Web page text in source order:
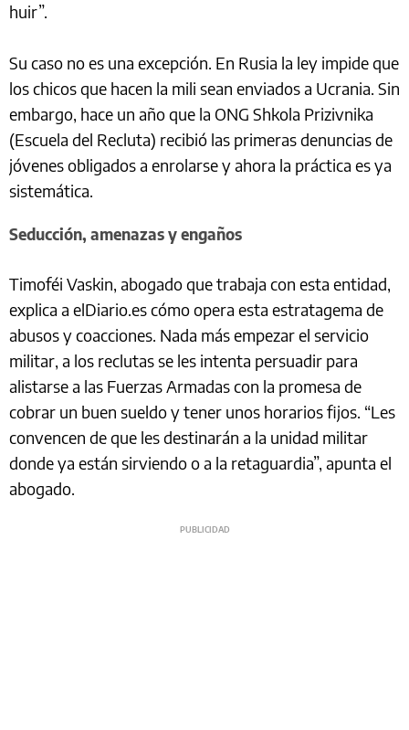
huir”.
Su caso no es una excepción. En Rusia la ley impide que
los chicos que hacen la mili sean enviados a Ucrania. Sin
embargo, hace un año que la ONG Shkola Prizivnika
(Escuela del Recluta) recibió las primeras denuncias de
jóvenes obligados a enrolarse y ahora la práctica es ya
sistemática.
Seducción, amenazas y engaños
Timoféi Vaskin, abogado que trabaja con esta entidad,
explica a elDiario.es cómo opera esta estratagema de
abusos y coacciones. Nada más empezar el servicio
militar, a los reclutas se les intenta persuadir para
alistarse a las Fuerzas Armadas con la promesa de
cobrar un buen sueldo y tener unos horarios fijos. “Les
convencen de que les destinarán a la unidad militar
donde ya están sirviendo o a la retaguardia”, apunta el
abogado.